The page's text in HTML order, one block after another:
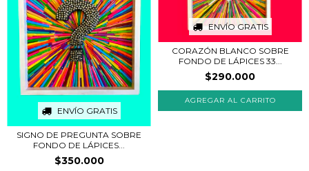
ENVÍO GRATIS
SIGNO DE PREGUNTA SOBRE
FONDO DE LÁPICES...
$350.000
ENVÍO GRATIS
CORAZÓN BLANCO SOBRE
FONDO DE LÁPICES 33...
$290.000